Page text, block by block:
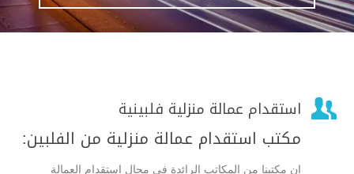
 استقدام عمالة منزلية فلبينية
مكتب استقدام عمالة منزلية من الفلبين:
ان مكتبنا من المكاتب الرائدة في مجال استقدام العمالة